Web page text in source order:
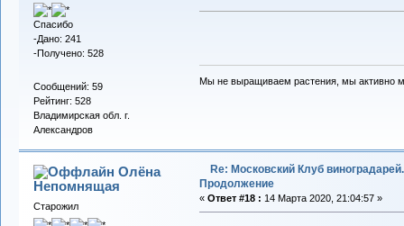
Спасибо
-Дано: 241
-Получено: 528
Сообщений: 59
Рейтинг: 528
Владимирская обл. г.
Александров
Мы не выращиваем растения, мы активно
Олёна
Непомнящая
Старожил
Re: Московский Клуб виноградарей.
Продолжение
« Ответ #18 : 14 Марта 2020, 21:04:57 »